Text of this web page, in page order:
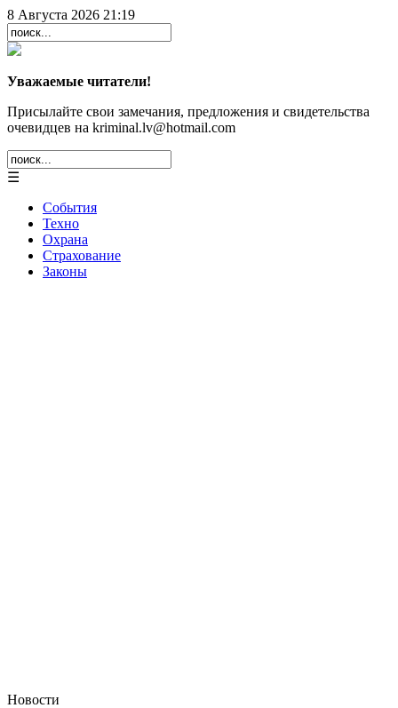
8 Августа 2026 21:19
Уважаемые читатели!
Присылайте свои замечания, предложения и свидетельства
очевидцев на kriminal.lv@hotmail.com
☰
События
Техно
Охрана
Страхование
Законы
Новости